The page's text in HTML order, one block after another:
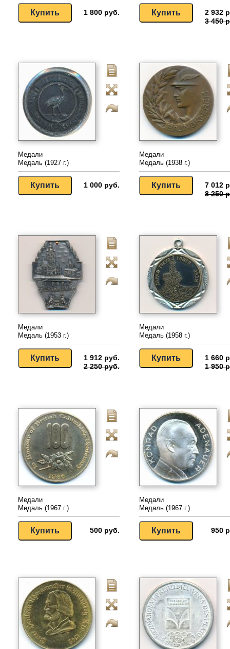
1 800 руб.
2 932
3 450
Медали
Медаль (1927 г.)
1 000 руб.
Медали
Медаль (1938 г.)
7 012
8 250
Медали
Медаль (1953 г.)
1 912 руб.
2 250 руб.
Медали
Медаль (1958 г.)
1 660
1 950
Медали
Медаль (1967 г.)
500 руб.
Медали
Медаль (1967 г.)
950